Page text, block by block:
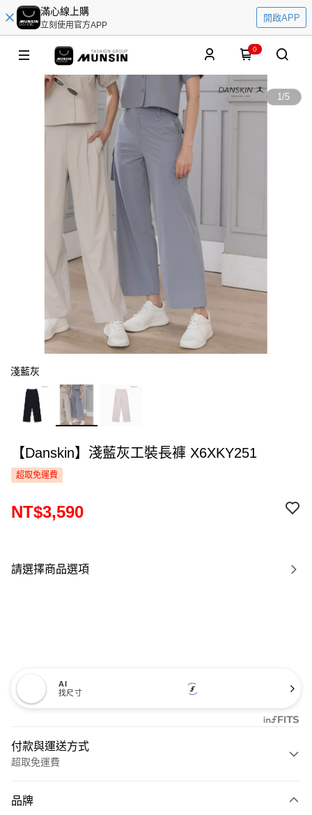
滿心線上購
立刻使用官方APP
開啟APP
0
1/5
淺藍灰
【Danskin】淺藍灰工裝長褲 X6XKY251
超取免運費
NT$3,590
請選擇商品選項
AI
找尺寸
付款與運送方式
超取免運費
信用卡一次付款
品牌